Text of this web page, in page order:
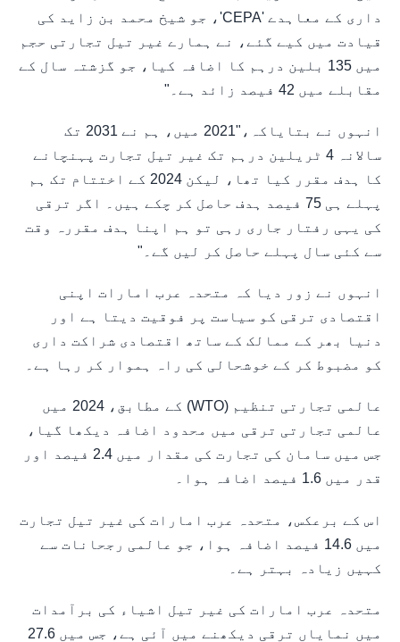
داری کے معاہدے 'CEPA'، جو شیخ محمد بن زاید کی
قیادت میں کیے گئے، نے ہمارے غیر تیل تجارتی حجم
میں 135 بلین درہم کا اضافہ کیا، جو گزشتہ سال کے
مقابلے میں 42 فیصد زائد ہے۔"
انہوں نے بتایاکہ،"2021 میں، ہم نے 2031 تک
سالانہ 4 ٹریلین درہم تک غیر تیل تجارت پہنچانے
کا ہدف مقرر کیا تھا، لیکن 2024 کے اختتام تک ہم
پہلے ہی 75 فیصد ہدف حاصل کر چکے ہیں۔ اگر ترقی
کی یہی رفتار جاری رہی تو ہم اپنا ہدف مقررہ وقت
سے کئی سال پہلے حاصل کر لیں گے۔"
انہوں نے زور دیا کہ متحدہ عرب امارات اپنی
اقتصادی ترقی کو سیاست پر فوقیت دیتا ہے اور
دنیا بھر کے ممالک کے ساتھ اقتصادی شراکت داری
کو مضبوط کر کے خوشحالی کی راہ ہموار کر رہا ہے۔
عالمی تجارتی تنظیم (WTO) کے مطابق، 2024 میں
عالمی تجارتی ترقی میں محدود اضافہ دیکھا گیا،
جس میں سامان کی تجارت کی مقدار میں 2.4 فیصد اور
قدر میں 1.6 فیصد اضافہ ہوا۔
اس کے برعکس، متحدہ عرب امارات کی غیر تیل تجارت
میں 14.6 فیصد اضافہ ہوا، جو عالمی رجحانات سے
کہیں زیادہ بہتر ہے۔
متحدہ عرب امارات کی غیر تیل اشیاء کی برآمدات
میں نمایاں ترقی دیکھنے میں آئی ہے، جس میں 27.6